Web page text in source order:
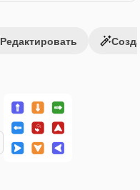
Редактировать